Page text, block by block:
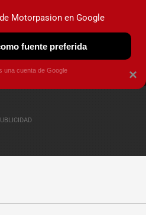
NUEVO
OBSERVATORIO ×
Motorpasion en Google
fuente preferida
una cuenta de Google